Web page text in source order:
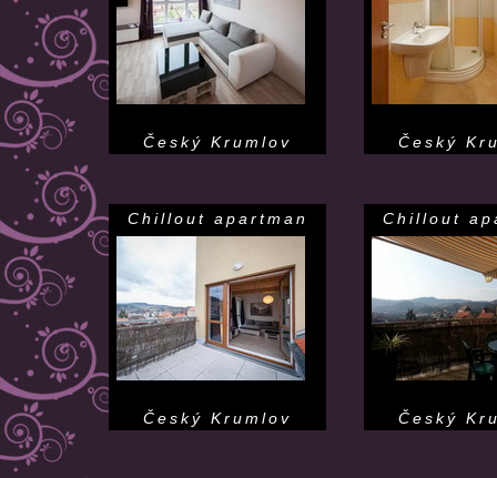
Český Krumlov Český
Chillout apartman
Český Krumlov
Chillout
Český